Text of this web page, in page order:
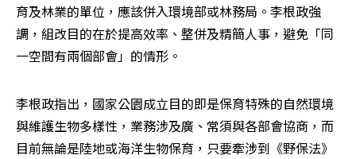
育及林業的單位，應該併入環境部或林務局。李根政強
調，組改目的在於提高效率、整併及精簡人事，避免「同
一空間有兩個部會」的情形。
李根政指出，國家公園成立目的即是保育特殊的自然環境
與維護生物多樣性，業務涉及廣、常須與各部會協商，而
目前無論是陸地或海洋生物保育，只要牽涉到《野保法》